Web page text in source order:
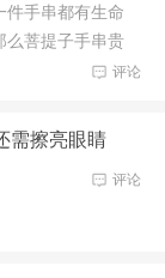
件手串都有生命
么菩提子手串贵
评论
需擦亮眼睛
评论